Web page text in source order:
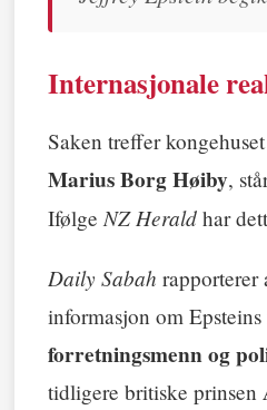
Internasjonale
Saken treffer
Marius Borg Høiby,
IfølgeNZ Herald har
Daily Sabah rapporterer
informasjon om
forretningsmenn og
tidligere britiske prinsen